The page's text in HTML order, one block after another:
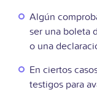
Algún
ser una boleta
o una
En ciertos
testigos para